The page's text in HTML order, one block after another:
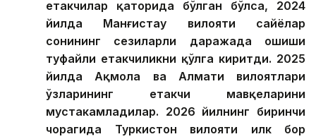
етакчилар қаторида бўлган бўлса, 2024
йилда Манғистау вилояти сайёҳлар
сонининг сезиларли даражада ошиши
туфайли етакчиликни қўлга киритди. 2025
йилда Ақмола ва Алмати вилоятлари
ўзларининг етакчи мавқеларини
мустаҳкамладилар. 2026 йилнинг биринчи
чорагида Туркистон вилояти илк бор